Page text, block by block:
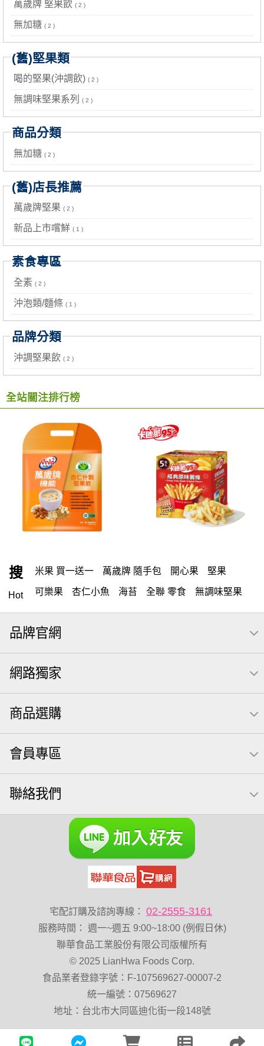
萬歲牌 堅果飲 ( 2 )
無加糖 ( 2 )
(舊)堅果類
喝的堅果(沖調飲) ( 2 )
無調味堅果系列 ( 2 )
商品分類
無加糖 ( 2 )
(舊)店長推薦
萬歲牌堅果 ( 2 )
新品上市嚐鮮 ( 1 )
素食專區
全素 ( 2 )
沖泡類/麵條 ( 1 )
品牌分類
沖調堅果飲 ( 2 )
全站關注排行榜
搜
Hot
米果 買一送一 萬歲牌 隨手包 開心果 堅果
可樂果 杏仁小魚 海苔 全聯 零食 無調味堅果
隨手包 無調味 全聯 禮盒 綜合纖果 堅穀力
薯條
栗 椒鹽 米果 甘栗 萬歲牌 飲 全聯 拜拜
桶裝
芋頭 三角壽司海苔 核桃 三角 綜合堅果
無調味綜合堅果
無調味綜合果 【萬歲牌】每日堅果系列 小魚
禮盒 無糖 堅果飲
桶裝堅果
開心果 萬歲牌 海苔 芥末味 全聯 堅果禮盒
萬歲牌 蔓越莓 全聯 海苔 榛果
萬歲牌 堅果小包裝活力堅果 滿天星
Diy飯糰 烘焙 蜜汁腰果
萬歲開心果 花生 萬歲牌-堅穀力 乳清 綜合
低溫烘焙 總匯點心 卡廸那 95℃鮮脆三色丁
飯卷專用海苔 盛香珍 堅果
萬歲牌 堅果補給隨行包33公克44 包
卡廸那95℃薯條原味18克*5包 Costco 萬歲牌堅果
品牌官網
網路獨家
商品選購
會員專區
聯絡我們
宅配訂購及諮詢專線： 02-2555-3161
服務時間 ：
週一~週五 9:00~18:00 (例假日休)
聯華食品工業股份有限公司版權所有
© 2025 LianHwa Foods Corp.
食品業者登錄字號：F-107569627-00007-2
統一編號：07569627
地址：台北市大同區迪化街一段148號